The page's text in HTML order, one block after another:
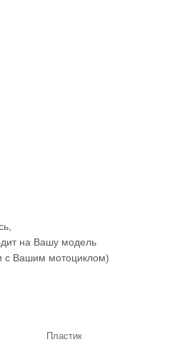
на Вашу модель
с Вашим мотоциклом)
Пластик